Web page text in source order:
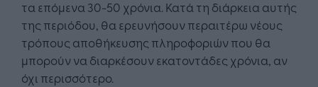
τα επόμενα 30-50 χρόνια. Κατά τη διάρκεια αυτής
της περιόδου, θα ερευνήσουν περαιτέρω νέους
τρόπους αποθήκευσης πληροφοριών που θα
μπορούν να διαρκέσουν εκατοντάδες χρόνια, αν
όχι περισσότερο.